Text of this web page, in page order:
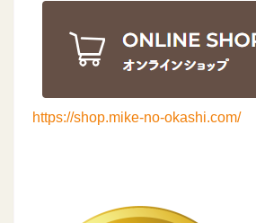
https://shop.mike-no-okashi.com/